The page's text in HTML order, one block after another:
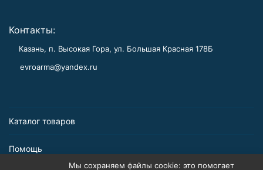
Контакты:
Казань, п. Высокая Гора, ул. Большая Красная 178Б
evroarma@yandex.ru
Каталог товаров
Помощь
Мы сохраняем файлы cookie: это помогает